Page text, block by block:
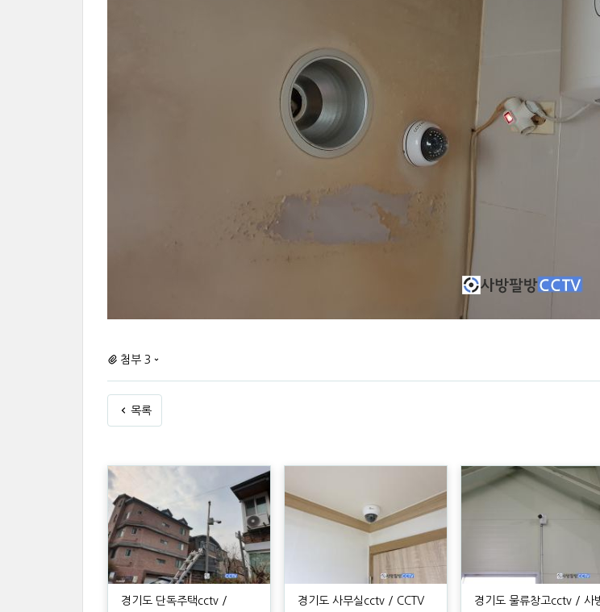
첨부 3
목록
경기도 단독주택cctv /
경기도 사무실cctv / CCTV
경기도 물류창고cctv / 사